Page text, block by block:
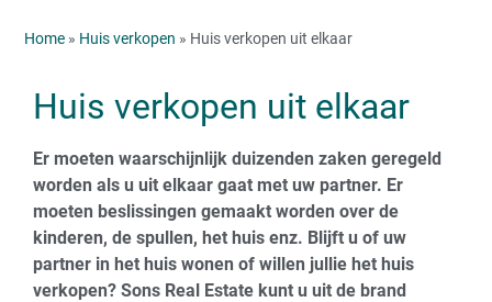
Home » Huis verkopen » Huis verkopen uit elkaar
Huis verkopen uit elkaar
Er moeten waarschijnlijk duizenden zaken geregeld
worden als u uit elkaar gaat met uw partner. Er
moeten beslissingen gemaakt worden over de
kinderen, de spullen, het huis enz. Blijft u of uw
partner in het huis wonen of willen jullie het huis
verkopen? Sons Real Estate kunt u uit de brand